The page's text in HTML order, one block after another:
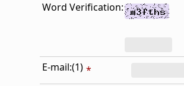
Word Verification:
E-mail:(1) *